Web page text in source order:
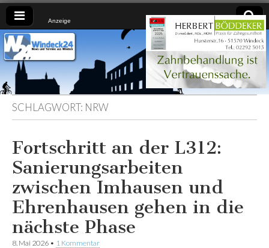
Anzeige
Windeck24
Nachrichten
aus dem
Ländchen
für das
Ländchen
SCHLAGWORT: NRW
Fortschritt an der L312:
Sanierungsarbeiten
zwischen Imhausen und
Ehrenhausen gehen in die
nächste Phase
8. Mai 2026 • 1 Kommentar